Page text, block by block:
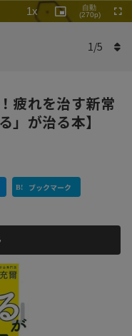
1x
Playback
Rate
Picture-
in-
自動
(270p)
1/5
疲れを治す新常
」が治る本】
ブックマーク